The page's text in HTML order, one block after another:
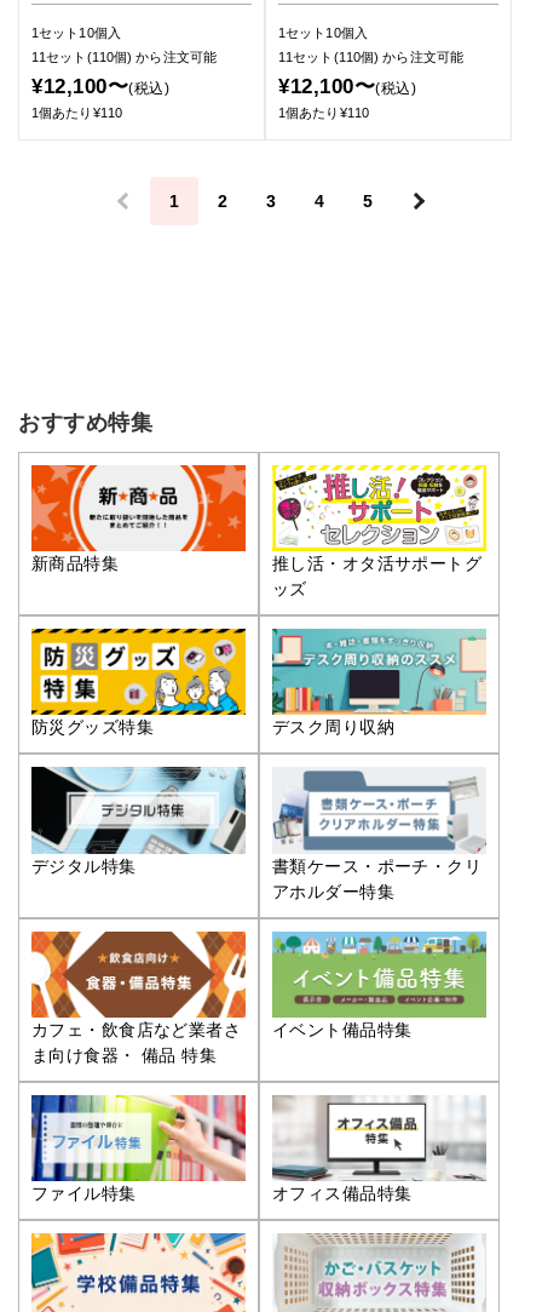
1セット10個入
11セット(110個)から注文可能
¥12,100〜(税込)
1個あたり¥110
1セット10個入
11セット(110個)から注文可能
¥12,100〜(税込)
1個あたり¥110
＜ 1 2 3 4 5 ＞
おすすめ特集
新商品特集
推し活・オタ活サポートグ
ッズ
防災グッズ特集 デスク周り収納
デジタル特集
書類ケース・ポーチ・クリ
アホルダー特集
カフェ・飲食店など業者さ
ま向け食器・ 備品 特集
イベント備品特集
ファイル特集 オフィス備品特集